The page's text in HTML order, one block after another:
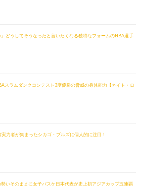
』どうしてそうなったと言いたくなる独特なフォームのNBA選手
スラムダンクコンテスト3度優勝の脅威の身体能力【ネイト・ロ
力者が集まったシカゴ・ブルズに個人的に注目！
いそのままに女子バスケ日本代表が史上初アジアカップ五連覇